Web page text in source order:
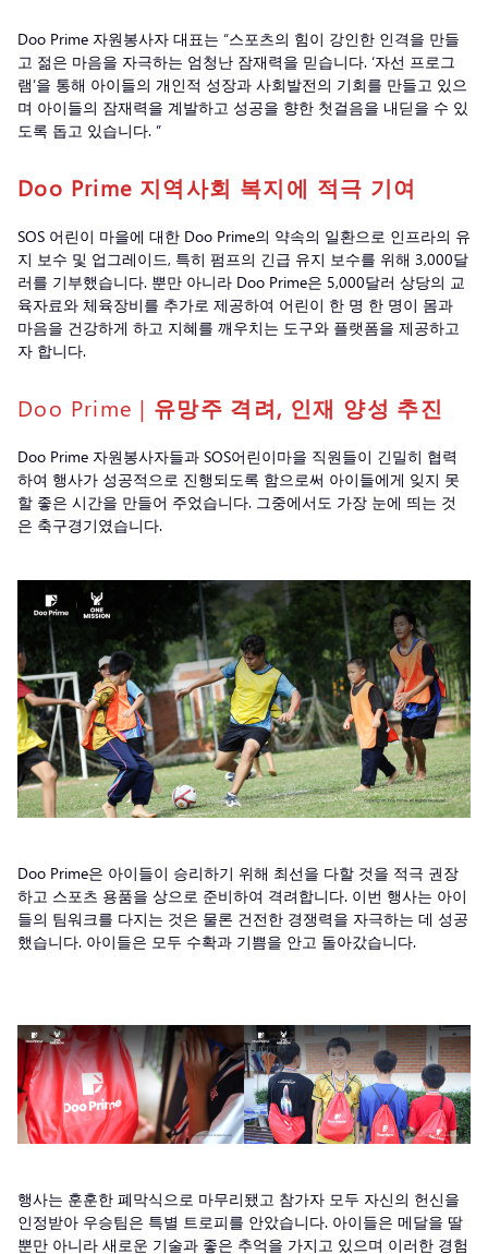
Doo Prime 자원봉사자 대표는 “스포츠의 힘이 강인한 인격을 만들
고 젊은 마음을 자극하는 엄청난 잠재력을 믿습니다. ‘자선 프로그
램’을 통해 아이들의 개인적 성장과 사회발전의 기회를 만들고 있으
며 아이들의 잠재력을 계발하고 성공을 향한 첫걸음을 내딛을 수 있
도록 돕고 있습니다. ”
Doo Prime 지역사회 복지에 적극 기여
SOS 어린이 마을에 대한 Doo Prime의 약속의 일환으로 인프라의 유
지 보수 및 업그레이드, 특히 펌프의 긴급 유지 보수를 위해 3,000달
러를 기부했습니다. 뿐만 아니라 Doo Prime은 5,000달러 상당의 교
육자료와 체육장비를 추가로 제공하여 어린이 한 명 한 명이 몸과
마음을 건강하게 하고 지혜를 깨우치는 도구와 플랫폼을 제공하고
자 합니다.
Doo Prime | 유망주 격려, 인재 양성 추진
Doo Prime 자원봉사자들과 SOS어린이마을 직원들이 긴밀히 협력
하여 행사가 성공적으로 진행되도록 함으로써 아이들에게 잊지 못
할 좋은 시간을 만들어 주었습니다. 그중에서도 가장 눈에 띄는 것
은 축구경기였습니다.
Doo Prime은 아이들이 승리하기 위해 최선을 다할 것을 적극 권장
하고 스포츠 용품을 상으로 준비하여 격려합니다. 이번 행사는 아이
들의 팀워크를 다지는 것은 물론 건전한 경쟁력을 자극하는 데 성공
했습니다. 아이들은 모두 수확과 기쁨을 안고 돌아갔습니다.
행사는 훈훈한 폐막식으로 마무리됐고 참가자 모두 자신의 헌신을
인정받아 우승팀은 특별 트로피를 안았습니다. 아이들은 메달을 딸
뿐만 아니라 새로운 기술과 좋은 추억을 가지고 있으며 이러한 경험